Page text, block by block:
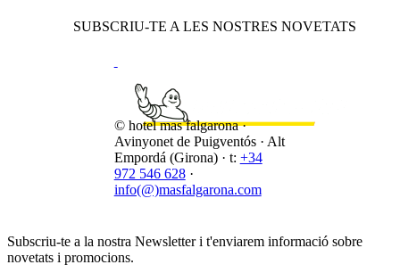
SUBSCRIU-TE A LES NOSTRES NOVETATS
© hotel mas falgarona ·
Avinyonet de Puigventós · Alt
Empordá (Girona) · t: +34
972 546 628·
info(@)masfalgarona.com
Subscriu-te a la nostra Newsletter i t'enviarem informació sobre
novetats i promocions.